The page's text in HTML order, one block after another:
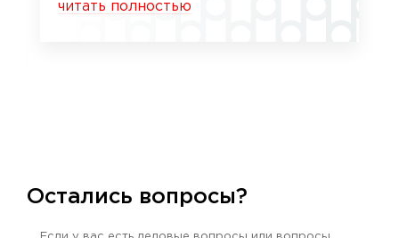
читать полностью
Остались вопросы?